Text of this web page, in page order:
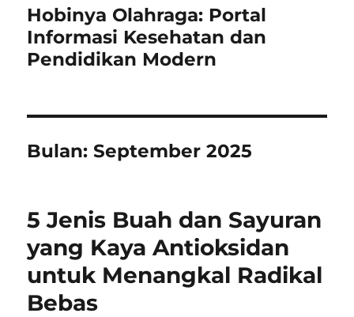
Hobinya Olahraga: Portal
Informasi Kesehatan dan
Pendidikan Modern
Bulan:September 2025
5 Jenis Buah dan Sayuran
yang Kaya Antioksidan
untuk Menangkal Radikal
Bebas